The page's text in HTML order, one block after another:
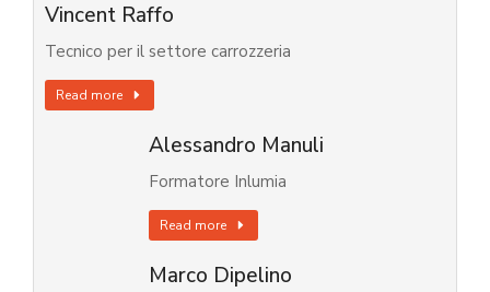
Vincent Raffo
Tecnico per il settore carrozzeria
Read more
Alessandro Manuli
Formatore Inlumia
Read more
Marco Dipelino